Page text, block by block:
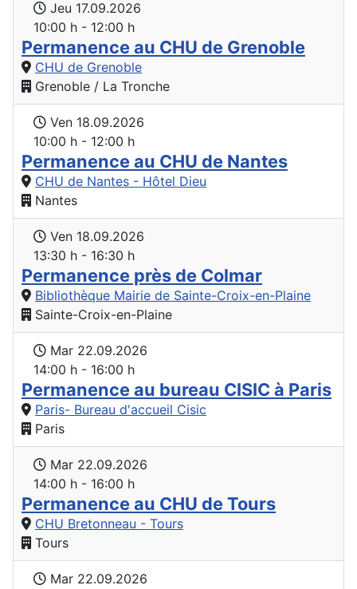
Jeu 17.09.2026
10:00 h - 12:00 h
Permanence au CHU de Grenoble
CHU de Grenoble
Grenoble / La Tronche
Ven 18.09.2026
10:00 h - 12:00 h
Permanence au CHU de Nantes
CHU de Nantes - Hôtel Dieu
Nantes
Ven 18.09.2026
13:30 h - 16:30 h
Permanence près de Colmar
Bibliothèque Mairie de Sainte-Croix-en-Plaine
Sainte-Croix-en-Plaine
Mar 22.09.2026
14:00 h - 16:00 h
Permanence au bureau CISIC à Paris
Paris- Bureau d'accueil Cisic
Paris
Mar 22.09.2026
14:00 h - 16:00 h
Permanence au CHU de Tours
CHU Bretonneau - Tours
Tours
Mar 22.09.2026